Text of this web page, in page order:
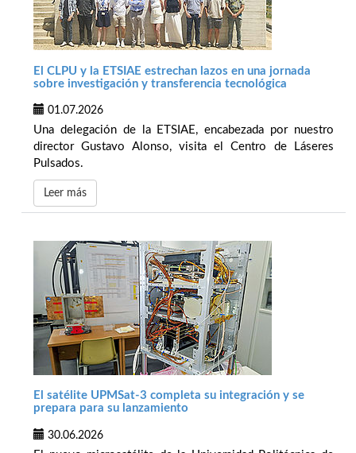
El CLPU y la ETSIAE estrechan lazos en una jornada
sobre investigación y transferencia tecnológica
01.07.2026
Una delegación de la ETSIAE, encabezada por nuestro
director Gustavo Alonso, visita el Centro de Láseres
Pulsados.
Leer más
El satélite UPMSat-3 completa su integración y se
prepara para su lanzamiento
30.06.2026